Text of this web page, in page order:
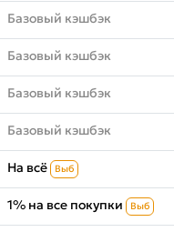
Базовый кэшбэк
Базовый кэшбэк
Базовый кэшбэк
Базовый кэшбэк
На всё Выб
1% на все покупки Выб